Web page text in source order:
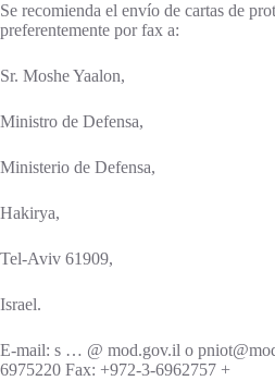
Se recomienda el envío de cartas de
preferentemente por fax a:
Sr. Moshe Yaalon,
Ministro de Defensa,
Ministerio de Defensa,
Hakirya,
Tel-Aviv 61909,
Israel.
E-mail: s … @ mod.gov.il o
6975220 Fax: +972-3-6962757 +